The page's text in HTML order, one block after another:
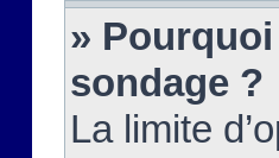
»
sondage ?
La limite